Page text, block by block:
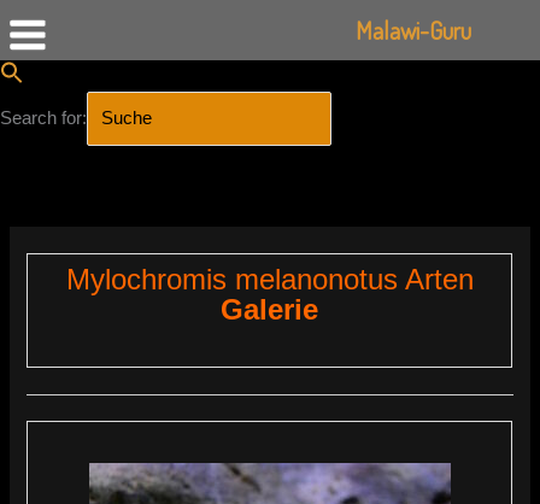
Search for:
Mylochromis melanonotus Arten
Galerie
Malawi-Guru